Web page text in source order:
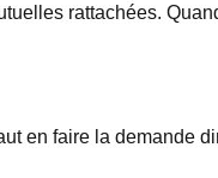
rattachées.
en faire la demande